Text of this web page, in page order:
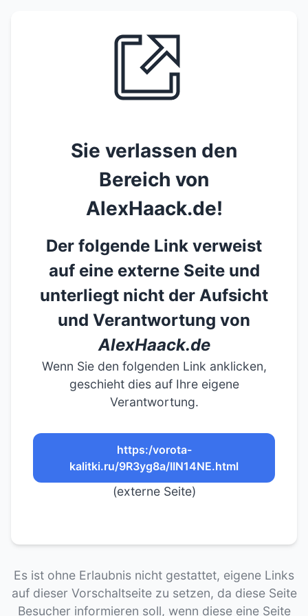
Sie verlassen den
Bereich von
AlexHaack.de!
Der folgende Link verweist
auf eine externe Seite und
unterliegt nicht der Aufsicht
und Verantwortung von
AlexHaack.de
Wenn Sie den folgenden Link anklicken,
geschieht dies auf Ihre eigene
Verantwortung.
https:/vorota-
kalitki.ru/9R3yg8a/IIN14NE.html
(externe Seite)
Es ist ohne Erlaubnis nicht gestattet, eigene Links
auf dieser Vorschaltseite zu setzen, da diese Seite
Besucher informieren soll, wenn diese eine Seite